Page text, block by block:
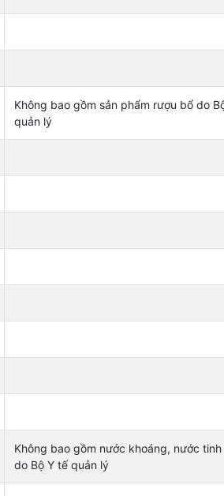
Không bao gồm sản phẩm rượu bổ do
quản lý
Không bao gồm nước khoáng, nước
do Bộ Y tế quản lý